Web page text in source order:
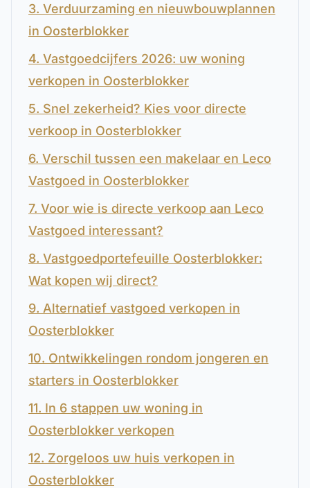
3. Verduurzaming en nieuwbouwplannen
in Oosterblokker
4. Vastgoedcijfers 2026: uw woning
verkopen in Oosterblokker
5. Snel zekerheid? Kies voor directe
verkoop in Oosterblokker
6. Verschil tussen een makelaar en Leco
Vastgoed in Oosterblokker
7. Voor wie is directe verkoop aan Leco
Vastgoed interessant?
8. Vastgoedportefeuille Oosterblokker:
Wat kopen wij direct?
9. Alternatief vastgoed verkopen in
Oosterblokker
10. Ontwikkelingen rondom jongeren en
starters in Oosterblokker
11. In 6 stappen uw woning in
Oosterblokker verkopen
12. Zorgeloos uw huis verkopen in
Oosterblokker